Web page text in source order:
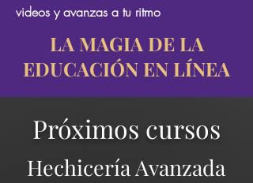
videos y avanzas a tu ritmo
LA MAGIA DE LA
EDUCACIÓN EN LÍNEA
Próximos cursos
Hechicería Avanzada